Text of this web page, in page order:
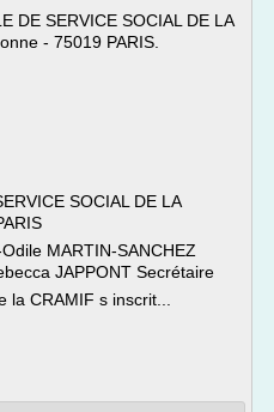
DE SERVICE SOCIAL DE LA
- 75019 PARIS.
SOCIAL DE LA
MARTIN-SANCHEZ
JAPPONT Secrétaire
la CRAMIF s inscrit...